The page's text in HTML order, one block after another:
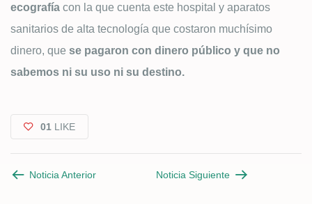
ecografía con la que cuenta este hospital y aparatos
sanitarios de alta tecnología que costaron muchísimo
dinero, que se pagaron con dinero público y que no
sabemos ni su uso ni su destino.
01 LIKE
Noticia Anterior Noticia Siguiente